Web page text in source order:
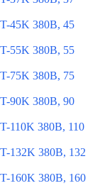
45K 380В, 45
55K 380В, 55
75K 380В, 75
90K 380В, 90
110K 380В, 110
132K 380В, 132
160K 380В, 160